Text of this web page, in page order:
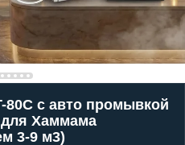
80C c авто промывкой
Хаммама
3-9 м3)